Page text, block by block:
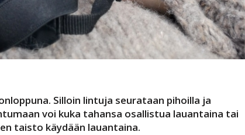
Silloin lintuja seurataan pihoilla ja
voi kuka tahansa osallistua lauantaina tai
taisto käydään lauantaina.